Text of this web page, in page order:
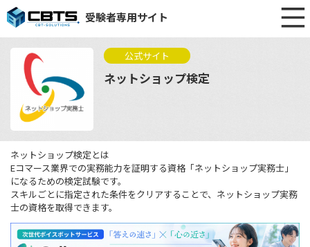
受験者専用サイト
公式サイト
ネットショップ検定
ネットショップ検定とは
Eコマース業界での実務能力を証明する資格「ネットショップ実務士」
になるための検定試験です。
スキルごとに指定された条件をクリアすることで、ネットショップ実務
士の資格を取得できます。